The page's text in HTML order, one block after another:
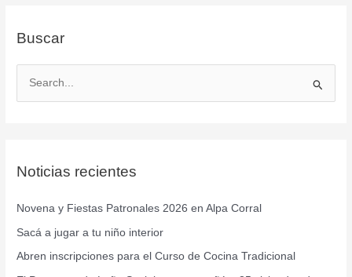
Buscar
a
p
o
r
Noticias recientes
Novena y Fiestas Patronales 2026 en Alpa Corral
Sacá a jugar a tu niño interior
Abren inscripciones para el Curso de Cocina Tradicional